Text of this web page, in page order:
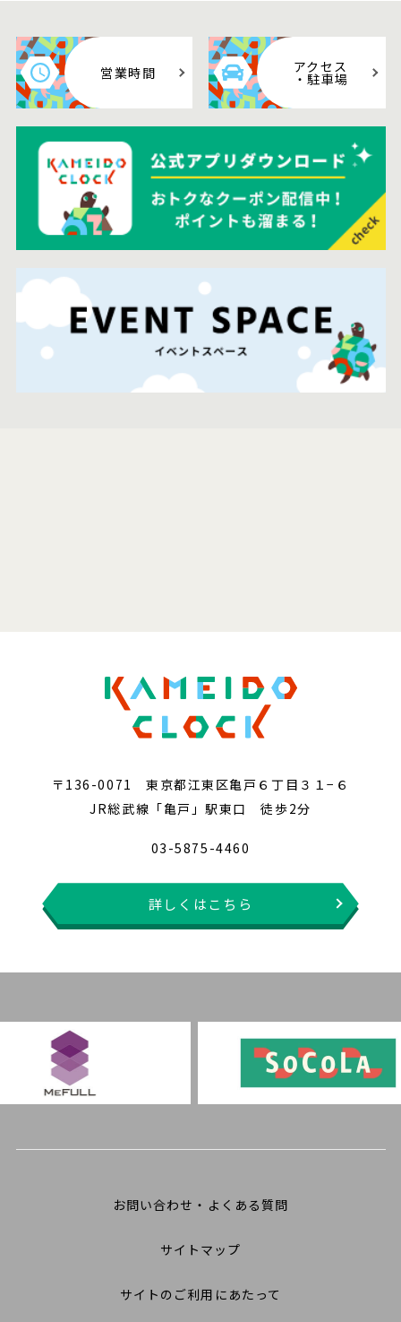
営業時間 アクセス
・駐車場
〒136-0071 東京都江東区亀戸６丁目３１−６
JR総武線「亀戸」駅東口 徒歩2分
03-5875-4460
詳しくはこちら
お問い合わせ・よくある質問
サイトマップ
サイトのご利用にあたって